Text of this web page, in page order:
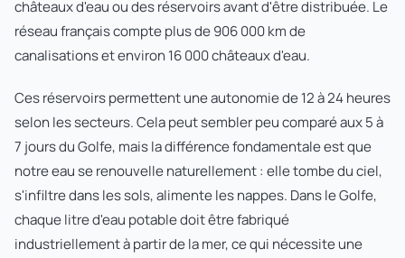
châteaux d'eau ou des réservoirs avant d'être distribuée. Le
réseau français compte plus de 906 000 km de
canalisations et environ 16 000 châteaux d'eau.
Ces réservoirs permettent une autonomie de 12 à 24 heures
selon les secteurs. Cela peut sembler peu comparé aux 5 à
7 jours du Golfe, mais la différence fondamentale est que
notre eau se renouvelle naturellement : elle tombe du ciel,
s'infiltre dans les sols, alimente les nappes. Dans le Golfe,
chaque litre d'eau potable doit être fabriqué
industriellement à partir de la mer, ce qui nécessite une